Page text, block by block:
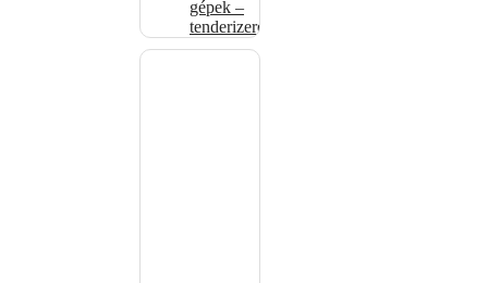
gépek –
tenderizerek